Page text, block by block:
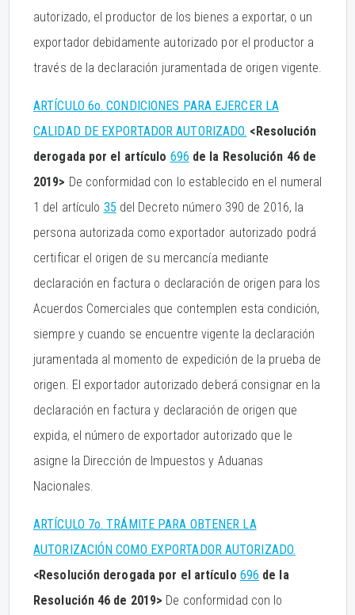
autorizado, el productor de los bienes a exportar, o un
exportador debidamente autorizado por el productor a
través de la declaración juramentada de origen vigente.
ARTÍCULO 6o. CONDICIONES PARA EJERCER LA
CALIDAD DE EXPORTADOR AUTORIZADO. <Resolución
derogada por el artículo 696 de la Resolución 46 de
2019> De conformidad con lo establecido en el numeral
1 del artículo 35 del Decreto número 390 de 2016, la
persona autorizada como exportador autorizado podrá
certificar el origen de su mercancía mediante
declaración en factura o declaración de origen para los
Acuerdos Comerciales que contemplen esta condición,
siempre y cuando se encuentre vigente la declaración
juramentada al momento de expedición de la prueba de
origen. El exportador autorizado deberá consignar en la
declaración en factura y declaración de origen que
expida, el número de exportador autorizado que le
asigne la Dirección de Impuestos y Aduanas
Nacionales.
ARTÍCULO 7o. TRÁMITE PARA OBTENER LA
AUTORIZACIÓN COMO EXPORTADOR AUTORIZADO.
<Resolución derogada por el artículo 696 de la
Resolución 46 de 2019> De conformidad con lo